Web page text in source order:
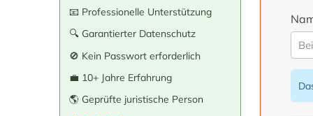
📧 Professionelle Unterstützung
🔍 Garantierter Datenschutz
🚫 Kein Passwort erforderlich
💼 10+ Jahre Erfahrung
🌎 Geprüfte juristische Person